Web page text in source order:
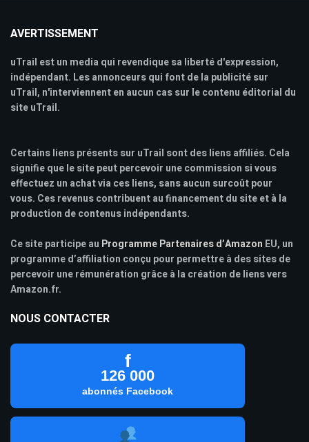
AVERTISSEMENT
uTrail est un media qui revendique sa liberté d'expression,
indépendant. Les annonceurs qui font de la publicité sur
uTrail, n'interviennent en aucun cas sur le contenu éditorial du
site uTrail.
Certains liens présents sur uTrail sont des liens affiliés. Cela
signifie que le site peut percevoir une commission si vous
effectuez un achat via ces liens, sans aucun surcoût pour
vous. Ces revenus contribuent au financement du site et à la
production de contenus indépendants.
Ce site participe au Programme Partenaires d’Amazon EU, un
programme d’affiliation conçu pour permettre à des sites de
percevoir une rémunération grâce à la création de liens vers
Amazon.fr.
NOUS CONTACTER
f
126 000
abonnés Facebook